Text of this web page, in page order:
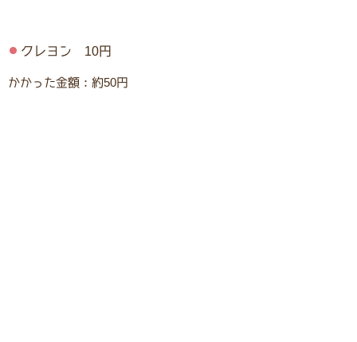
クレヨン 10円
かかった金額：約50円